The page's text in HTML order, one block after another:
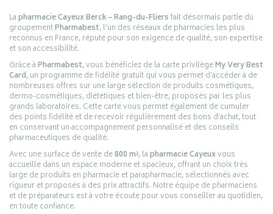
Lapharmacie Cayeux Berck – Rang-du-Fliersfait désormais partie du
groupementPharmabest, l’un des réseaux de pharmacies les plus
reconnus en France, réputé pour son exigence de qualité, son expertise
et son accessibilité.
Grâce àPharmabest, vous bénéficiez de la carte privilègeMy Very Best
Card, un programme de fidélité gratuit qui vous permet d’accéder à de
nombreuses offres sur une large sélection de produits cosmétiques,
dermo-cosmétiques, diététiques et bien-être, proposés par les plus
grands laboratoires. Cette carte vous permet également de cumuler
des points fidélité et de recevoir régulièrement des bons d’achat, tout
en conservant un accompagnement personnalisé et des conseils
pharmaceutiques de qualité.
Avec une surface de vente de800 m², lapharmacie Cayeuxvous
accueille dans un espace moderne et spacieux, offrant un choix très
large de produits en pharmacie et parapharmacie, sélectionnés avec
rigueur et proposés à des prix attractifs. Notre équipe de pharmaciens
et de préparateurs est à votre écoute pour vous conseiller au quotidien,
en toute confiance.